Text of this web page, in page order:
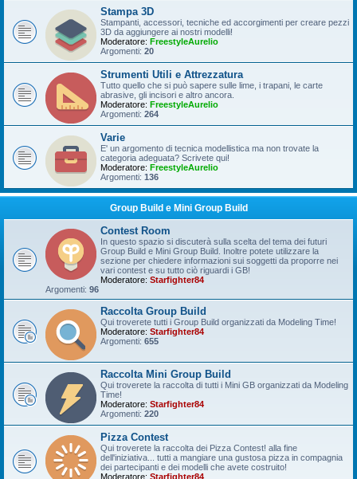
Stampa 3D
Stampanti, accessori, tecniche ed accorgimenti per creare pezzi
3D da aggiungere ai nostri modelli!
Moderatore: FreestyleAurelio
Argomenti: 20
Strumenti Utili e Attrezzatura
Tutto quello che si può sapere sulle lime, i trapani, le carte
abrasive, gli incisori e altro ancora.
Moderatore: FreestyleAurelio
Argomenti: 264
Varie
E' un argomento di tecnica modellistica ma non trovate la
categoria adeguata? Scrivete qui!
Moderatore: FreestyleAurelio
Argomenti: 136
Group Build e Mini Group Build
Contest Room
In questo spazio si discuterà sulla scelta del tema dei futuri
Group Build e Mini Group Build. Inoltre potete utilizzare la
sezione per chiedere informazioni sui soggetti da proporre nei
vari contest e su tutto ciò riguardi i GB!
Moderatore: Starfighter84
Argomenti: 96
Raccolta Group Build
Qui troverete tutti i Group Build organizzati da Modeling Time!
Moderatore: Starfighter84
Argomenti: 655
Raccolta Mini Group Build
Qui troverete la raccolta di tutti i Mini GB organizzati da Modeling
Time!
Moderatore: Starfighter84
Argomenti: 220
Pizza Contest
Qui troverete la raccolta dei Pizza Contest! alla fine
dell'iniziativa... tutti a mangiare una gustosa pizza in compagnia
dei partecipanti e dei modelli che avete costruito!
Moderatore: Starfighter84